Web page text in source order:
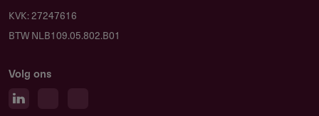
KVK: 27247616
BTW NLB109.05.802.B01
Volg ons